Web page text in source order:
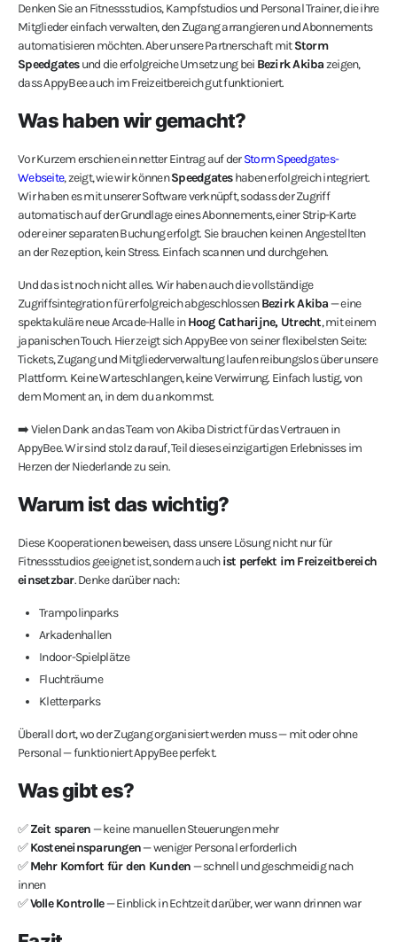
Denken Sie an Fitnessstudios, Kampfstudios und Personal Trainer, die ihre
Mitglieder einfach verwalten, den Zugang arrangieren und Abonnements
automatisieren möchten. Aber unsere Partnerschaft mitStorm
Speedgatesund die erfolgreiche Umsetzung bei Bezirk Akibazeigen,
dass AppyBee auch im Freizeitbereich gut funktioniert.
Was haben wir gemacht?
Vor Kurzem erschien ein netter Eintrag auf derStorm Speedgates-
Webseite, zeigt, wie wir könnenSpeedgateshaben erfolgreich integriert.
Wir haben es mit unserer Software verknüpft, sodass der Zugriff
automatisch auf der Grundlage eines Abonnements, einer Strip-Karte
oder einer separaten Buchung erfolgt. Sie brauchen keinen Angestellten
an der Rezeption, kein Stress. Einfach scannen und durchgehen.
Und das ist noch nicht alles. Wir haben auch die vollständige
Zugriffsintegration für erfolgreich abgeschlossenBezirk Akiba— eine
spektakuläre neue Arcade-Halle inHoog Catharijne, Utrecht, mit einem
japanischen Touch. Hier zeigt sich AppyBee von seiner flexibelsten Seite:
Tickets, Zugang und Mitgliederverwaltung laufen reibungslos über unsere
Plattform. Keine Warteschlangen, keine Verwirrung. Einfach lustig, von
dem Moment an, in dem du ankommst.
➡️ Vielen Dank an das Team von Akiba District für das Vertrauen in
AppyBee. Wir sind stolz darauf, Teil dieses einzigartigen Erlebnisses im
Herzen der Niederlande zu sein.
Warum ist das wichtig?
Diese Kooperationen beweisen, dass unsere Lösung nicht nur für
Fitnessstudios geeignet ist, sondern auchist perfekt im Freizeitbereich
einsetzbar. Denke darüber nach:
Trampolinparks
Arkadenhallen
Indoor-Spielplätze
Fluchträume
Kletterparks
Überall dort, wo der Zugang organisiert werden muss — mit oder ohne
Personal — funktioniert AppyBee perfekt.
Was gibt es?
✅Zeit sparen— keine manuellen Steuerungen mehr
✅Kosteneinsparungen— weniger Personal erforderlich
✅Mehr Komfort für den Kunden— schnell und geschmeidig nach
innen
✅Volle Kontrolle— Einblick in Echtzeit darüber, wer wann drinnen war